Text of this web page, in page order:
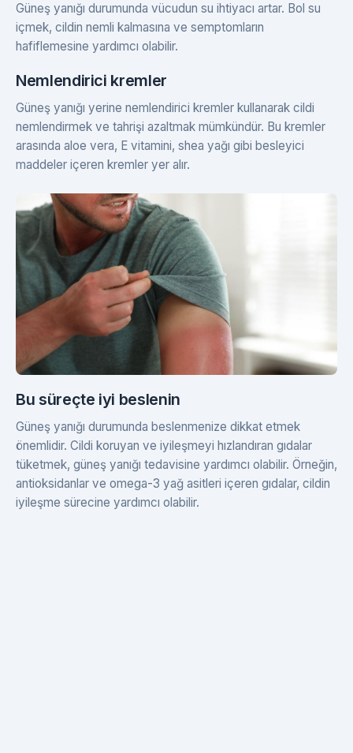
Güneş yanığı durumunda vücudun su ihtiyacı artar. Bol su
içmek, cildin nemli kalmasına ve semptomların
hafiflemesine yardımcı olabilir.
Nemlendirici kremler
Güneş yanığı yerine nemlendirici kremler kullanarak cildi
nemlendirmek ve tahrişi azaltmak mümkündür. Bu kremler
arasında aloe vera, E vitamini, shea yağı gibi besleyici
maddeler içeren kremler yer alır.
Bu süreçte iyi beslenin
Güneş yanığı durumunda beslenmenize dikkat etmek
önemlidir. Cildi koruyan ve iyileşmeyi hızlandıran gıdalar
tüketmek, güneş yanığı tedavisine yardımcı olabilir. Örneğin,
antioksidanlar ve omega-3 yağ asitleri içeren gıdalar, cildin
iyileşme sürecine yardımcı olabilir.